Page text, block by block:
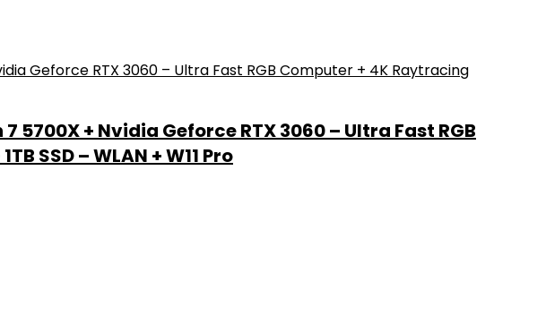
5700X + Nvidia Geforce RTX 3060 – Ultra Fast RGB
SSD – WLAN + W11 Pro